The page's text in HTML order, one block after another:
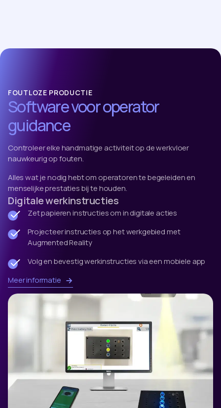
FOUTLOZE PRODUCTIE
Software voor operator
guidance
Controleer elke handmatige activiteit op de werkvloer
nauwkeurig op fouten.
Alles wat je nodig hebt om operatoren te begeleiden en
menselijke prestaties bij te houden.
Digitale werkinstructies
Zet papieren instructies om in digitale acties
Projecteer instructies op het werkgebied met
Augmented Reality
Volg en bevestig werkinstructies via een mobiele app
Meer informatie